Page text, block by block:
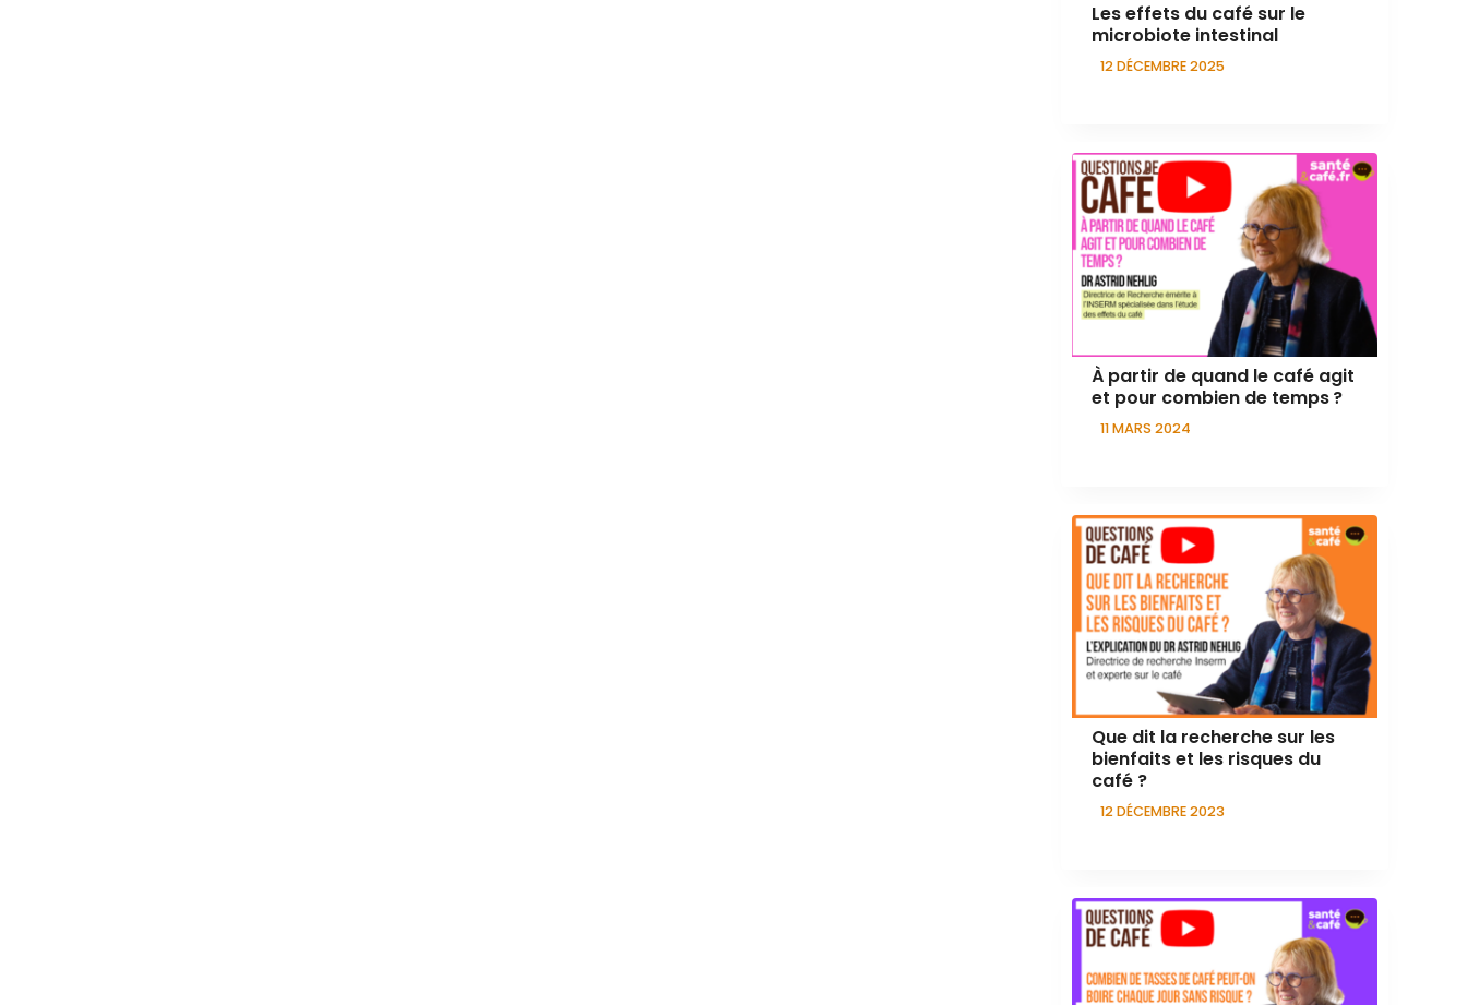
Les effets du café sur le
microbiote intestinal
12 DÉCEMBRE 2025
À partir de quand le café agit
et pour combien de temps ?
11 MARS 2024
Que dit la recherche sur les
bienfaits et les risques du
café ?
12 DÉCEMBRE 2023